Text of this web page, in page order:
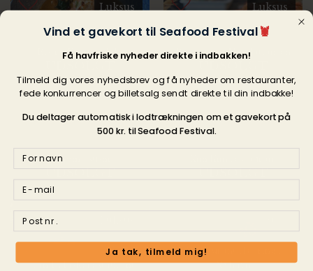
Grand's Fiskerestaurant
Luksus
Restaurant Nordatlanten
Luksus
Bistro Francophile
Luksus
UDSOLGT
Restaurant Heering i
Nyhavn
Alm.
Kinome sushi
UDSOLGT
Vind et gavekort til Seafood Festival🦞
Få havfriske nyheder direkte i indbakken!
Tilmeld dig vores nyhedsbrev og få nyheder om restauranter,
fede konkurrencer og billetsalg sendt direkte til din indbakke!
Du deltager automatisk i lodtrækningen om et gavekort på
500 kr. til Seafood Festival.
Ja tak, tilmeld mig!